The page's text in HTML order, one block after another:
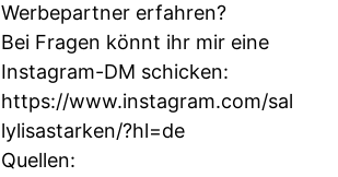
Werbepartner erfahren?
Bei Fragen könnt ihr mir eine
Instagram-DM schicken:
https://www.instagram.com/sal
lylisastarken/?hl=de
Quellen: